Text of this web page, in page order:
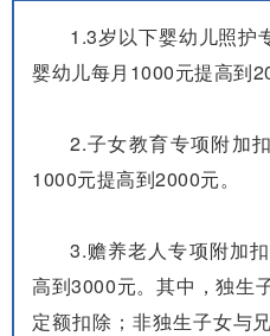
1.3岁以下婴幼儿照护
婴幼儿每月1000元提高到
2.子女教育专项附加
1000元提高到2000元。
3.赡养老人专项附加
高到3000元。其中，独生
定额扣除；非独生子女与